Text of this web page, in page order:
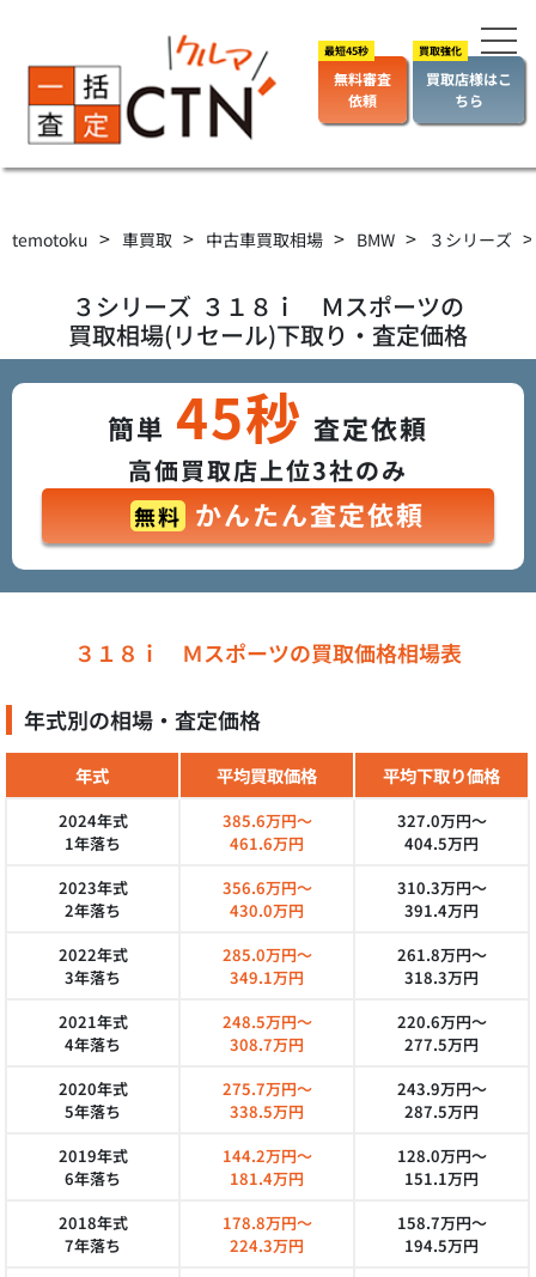
無料審査
依頼
買取店様はこ
ちら
temotoku > 車買取 > 中古車買取相場 > BMW > ３シリーズ
３シリーズ ３１８ｉ Ｍスポーツの
買取相場(リセール)下取り・査定価格
簡単 45秒 査定依頼
高価買取店上位3社のみ
無料 かんたん査定依頼
３１８ｉ Ｍスポーツの買取価格相場表
年式別の相場・査定価格
年式 平均買取価格 平均下取り価格
2024年式
1年落ち
385.6万円～
461.6万円
327.0万円～
404.5万円
2023年式
2年落ち
356.6万円～
430.0万円
310.3万円～
391.4万円
2022年式
3年落ち
285.0万円～
349.1万円
261.8万円～
318.3万円
2021年式
4年落ち
248.5万円～
308.7万円
220.6万円～
277.5万円
2020年式
5年落ち
275.7万円～
338.5万円
243.9万円～
287.5万円
2019年式
6年落ち
144.2万円～
181.4万円
128.0万円～
151.1万円
2018年式
7年落ち
178.8万円～
224.3万円
158.7万円～
194.5万円